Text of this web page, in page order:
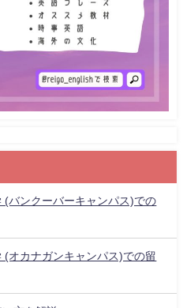
(バンクーバーキャンパス)での
オカナガンキャンパス)での留